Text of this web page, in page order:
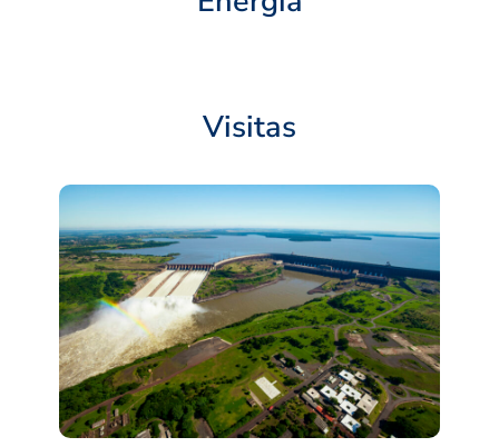
Visitas